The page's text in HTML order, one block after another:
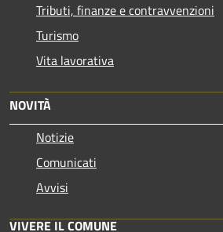
Tributi, finanze e contravvenzioni
Turismo
Vita lavorativa
NOVITÀ
Notizie
Comunicati
Avvisi
VIVERE IL COMUNE